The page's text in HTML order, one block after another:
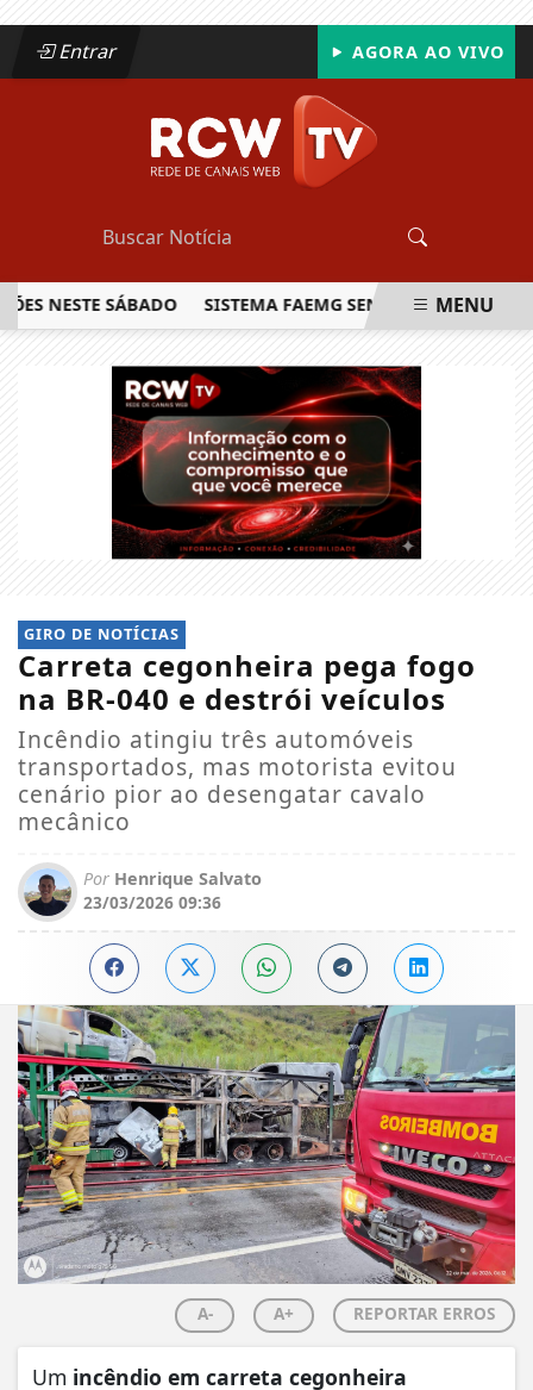
Entrar AGORA AO VIVO
SÁBADO SISTEMA FAEMG SENAR LANÇA OMENU
GIRO DE NOTÍCIAS
Carreta cegonheira pega fogo
na BR-040 e destrói veículos
Incêndio atingiu três automóveis
transportados, mas motorista evitou
cenário pior ao desengatar cavalo
mecânico
Por Henrique Salvato
23/03/2026 09:36
A- A+ REPORTAR ERROS
Um incêndio em carreta cegonheira